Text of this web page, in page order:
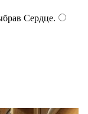
Сердце.